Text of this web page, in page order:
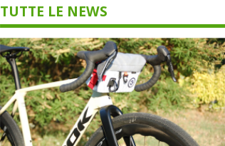
TUTTE LE NEWS